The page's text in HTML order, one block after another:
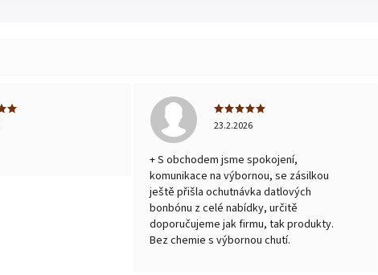
23.2.2026
+ S obchodem jsme spokojení,
komunikace na výbornou, se zásilkou
ještě přišla ochutnávka datlových
bonbónu z celé nabídky, určitě
doporučujeme jak firmu, tak produkty.
Bez chemie s výbornou chutí.